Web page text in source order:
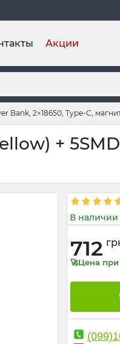
Акции
Bank, 2×18650, Type-C,
+
В наличии
712
🚀Цена при